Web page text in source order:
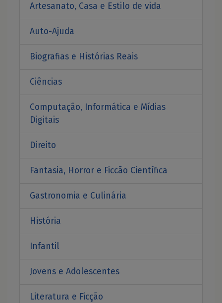
Artesanato, Casa e Estilo de vida
Auto-Ajuda
Biografias e Histórias Reais
Ciências
Computação, Informática e Mídias
Digitais
Direito
Fantasia, Horror e Ficcão Científica
Gastronomia e Culinária
História
Infantil
Jovens e Adolescentes
Literatura e Ficção